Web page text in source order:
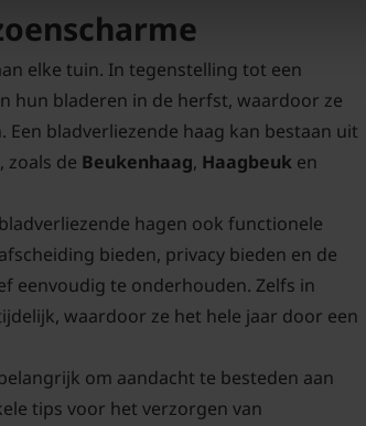
elke tuin. In tegenstelling tot een
hun bladeren in de herfst, waardoor ze
bladverliezende haag kan bestaan uit
zoals de Beukenhaag, Haagbeuk en
hagen ook functionele
bieden, privacy bieden en de
eenvoudig te onderhouden. Zelfs in
waardoor ze het hele jaar door een
om aandacht te besteden aan
tips voor het verzorgen van